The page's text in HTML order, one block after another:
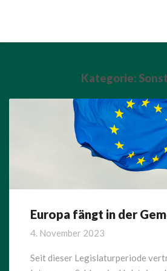
Kategorie:
Europa
in
der
Europa fängt in der
4. November 2023
Seit dieser Legislaturperiode